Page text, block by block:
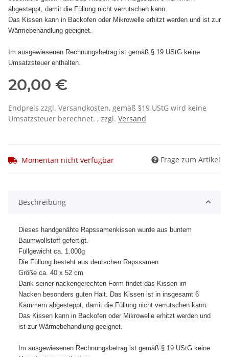
abgesteppt, damit die Füllung nicht verrutschen kann.
Das Kissen kann in Backofen oder Mikrowelle erhitzt werden und ist zur
Wärmebehandlung geeignet.
Im ausgewiesenen Rechnungsbetrag ist gemäß § 19 UStG keine
Umsatzsteuer enthalten.
20,00 €
Endpreis zzgl. Versandkosten, gemäß §19 UStG wird keine
Umsatzsteuer berechnet. , zzgl. Versand
Momentan nicht verfügbar Frage zum Artikel
Beschreibung
Dieses handgenähte Rapssamenkissen wurde aus buntem
Baumwollstoff gefertigt.
Füllgewicht ca. 1.000g
Die Füllung besteht aus deutschen Rapssamen
Größe ca. 40 x 52 cm
Dank seiner nackengerechten Form findet das Kissen im
Nacken besonders guten Halt. Das Kissen ist in insgesamt 6
Kammern abgesteppt, damit die Füllung nicht verrutschen kann.
Das Kissen kann in Backofen oder Mikrowelle erhitzt werden und
ist zur Wärmebehandlung geeignet.
Im ausgewiesenen Rechnungsbetrag ist gemäß § 19 UStG keine